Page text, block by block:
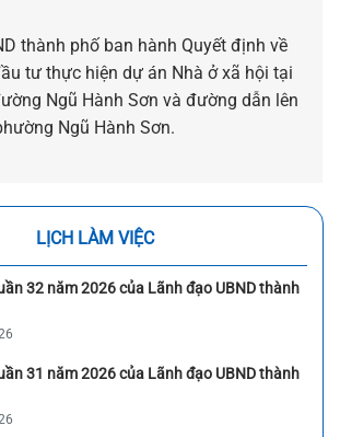
thành phố ban hành Quyết định về
tư thực hiện dự án Nhà ở xã hội tại
Ngũ Hành Sơn và đường dẫn lên
Ngũ Hành Sơn.
LỊCH LÀM VIỆC
32 năm 2026 của Lãnh đạo UBND thành
31 năm 2026 của Lãnh đạo UBND thành